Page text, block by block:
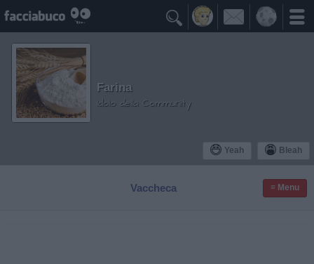

Yeah Bleah
Farina
Idolo della Community
Vaccheca ≡ Menu